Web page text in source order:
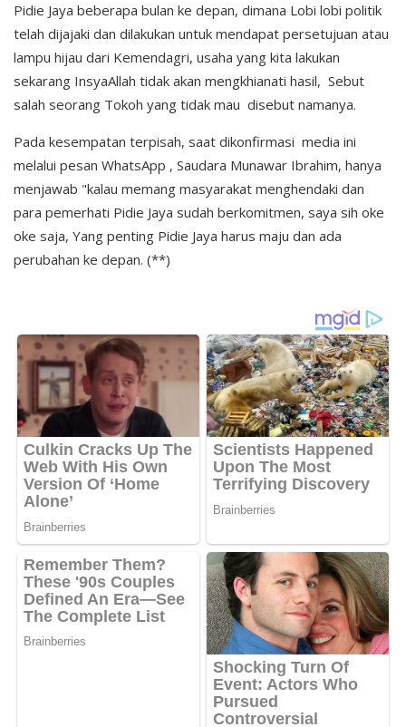
Pidie Jaya beberapa bulan ke depan, dimana Lobi lobi politik
telah dijajaki dan dilakukan untuk mendapat persetujuan atau
lampu hijau dari Kemendagri, usaha yang kita lakukan
sekarang InsyaAllah tidak akan mengkhianati hasil, Sebut
salah seorang Tokoh yang tidak mau disebut namanya.
Pada kesempatan terpisah, saat dikonfirmasi media ini
melalui pesan WhatsApp , Saudara Munawar Ibrahim, hanya
menjawab "kalau memang masyarakat menghendaki dan
para pemerhati Pidie Jaya sudah berkomitmen, saya sih oke
oke saja, Yang penting Pidie Jaya harus maju dan ada
perubahan ke depan. (**)